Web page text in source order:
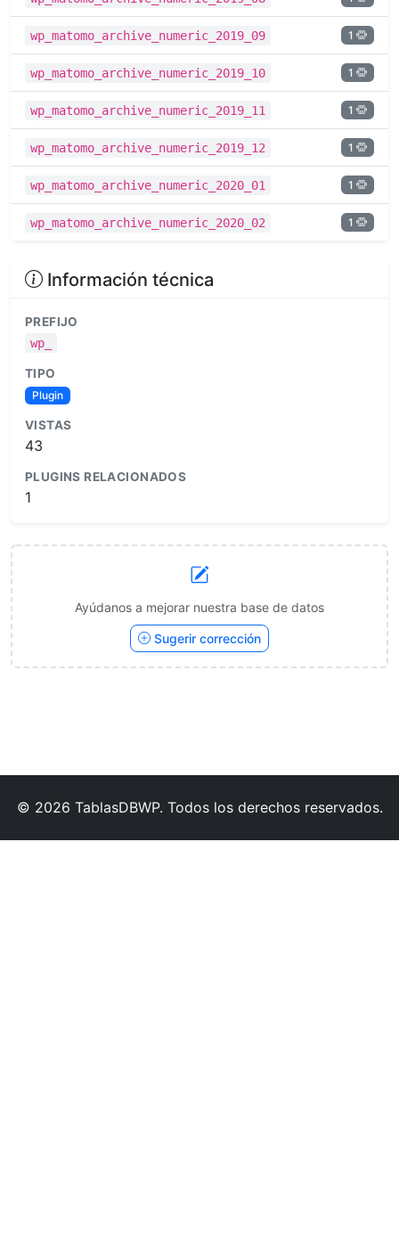
wp_matomo_archive_numeric_2019_09 1
wp_matomo_archive_numeric_2019_10 1
wp_matomo_archive_numeric_2019_11 1
wp_matomo_archive_numeric_2019_12 1
wp_matomo_archive_numeric_2020_01 1
wp_matomo_archive_numeric_2020_02 1
Información técnica
PREFIJO
wp_
TIPO
Plugin
VISTAS
43
PLUGINS RELACIONADOS
1
Ayúdanos a mejorar nuestra base de datos
Sugerir corrección
© 2026 TablasDBWP. Todos los derechos reservados.